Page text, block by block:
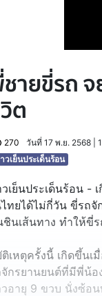
ายขี่รถ
ต
270
วันที่ 17 พ.ย. 2568 |
วเย็นประเด็นร้อน
เย็นประเด็นร้อน -
ทยได้ไม่กี่วัน ขี่รถจั
นเส้นทาง ทำให้ขี่ร
เหตุครั้งนี้ เกิดขึ้นเ
กรยานยนต์ที่มีพี่น้อ
วอายุ 9 ขวบ นั่งซ้อ